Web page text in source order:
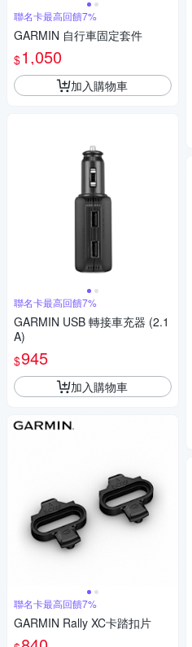
聯名卡最高回饋7%
GARMIN 自行車固定套件
$1,050
加入購物車
聯名卡最高回饋7%
GARMIN USB 轉接車充器 (2.1
A)
$945
加入購物車
聯名卡最高回饋7%
GARMIN Rally XC卡踏扣片